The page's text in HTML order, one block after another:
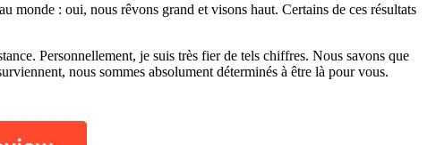
monde : oui, nous rêvons grand et visons haut. Certains de ces résultats
Personnellement, je suis très fier de tels chiffres. Nous savons que
nous sommes absolument déterminés à être là pour vous.